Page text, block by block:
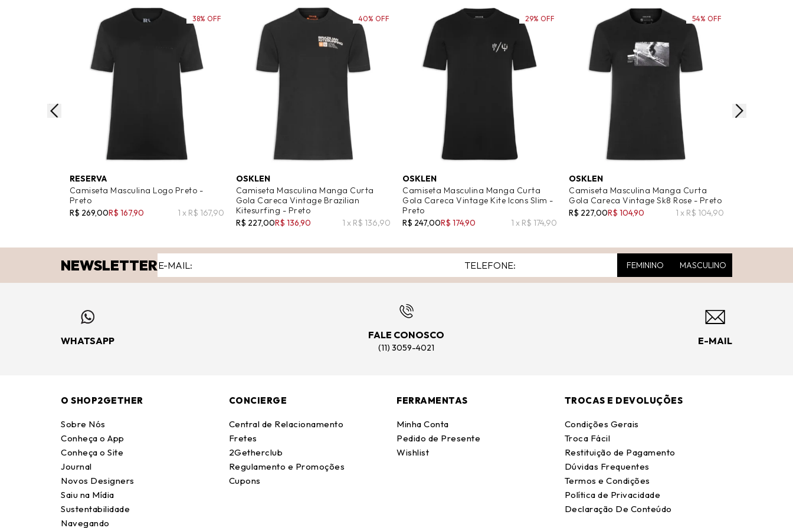
RESERVA
Camiseta Masculina Logo Preto -
Preto
R$ 269,00R$ 167,90 1 x R$ 167,90
38% OFF
OSKLEN
Camiseta Masculina Manga Curta
Gola Careca Vintage Brazilian
Kitesurfing - Preto
R$ 227,00R$ 136,90 1 x R$ 136,90
40% OFF
OSKLEN
Camiseta Masculina Manga Curta
Gola Careca Vintage Kite Icons Slim -
Preto
R$ 247,00R$ 174,90 1 x R$ 174,90
29% OFF
OSKLEN
Camiseta Masculina Manga Curta
Gola Careca Vintage Sk8 Rose - Preto
R$ 227,00R$ 104,90 1 x R$ 104,90
54% OFF
NEWSLETTER FEMININO MASCULINO
WHATSAPP
FALE CONOSCO
(11) 3059-4021
E-MAIL
O SHOP2GETHER
Sobre Nós
Conheça o App
Conheça o Site
Journal
Novos Designers
Saiu na Mídia
Sustentabilidade
Navegando
CONCIERGE
Central de Relacionamento
Fretes
2Getherclub
Regulamento e Promoções
Cupons
FERRAMENTAS
Minha Conta
Pedido de Presente
Wishlist
TROCAS E DEVOLUÇÕES
Condições Gerais
Troca Fácil
Restituição de Pagamento
Dúvidas Frequentes
Termos e Condições
Política de Privacidade
Declaração De Conteúdo